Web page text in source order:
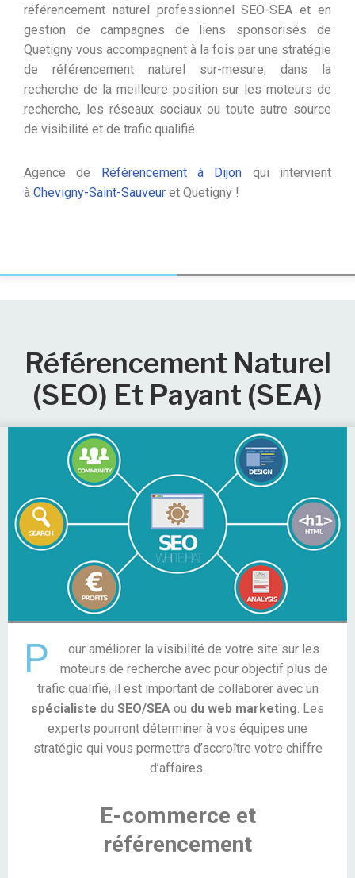
référencement naturel professionnel SEO-SEA et en
gestion de campagnes de liens sponsorisés de
Quetigny vous accompagnent à la fois par une stratégie
de référencement naturel sur-mesure, dans la
recherche de la meilleure position sur les moteurs de
recherche, les réseaux sociaux ou toute autre source
de visibilité et de trafic qualifié.
Agence de Référencement à Dijon qui intervient
à Chevigny-Saint-Sauveur et Quetigny !
Référencement Naturel
(SEO) Et Payant (SEA)
P
our améliorer la visibilité de votre site sur les
moteurs de recherche avec pour objectif plus de
trafic qualifié, il est important de collaborer avec un
spécialiste du SEO/SEA ou du web marketing. Les
experts pourront déterminer à vos équipes une
stratégie qui vous permettra d’accroître votre chiffre
d’affaires.
E-commerce et
référencement